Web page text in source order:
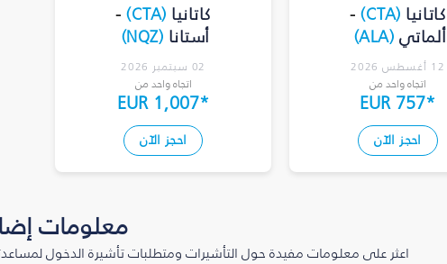
كاتانيا (
CTA
)
-
ألماتي (
ALA
)
12 أغسطس 2026
اتجاه واحد من
EUR 757*
احجز الآن
كاتانيا (
CTA
)
-
أستانا (
NQZ
)
02 سبتمبر 2026
اتجاه واحد من
EUR 1,007*
احجز الآن
معلومات
اعثر على معلومات مفيدة حول التأشيرات ومتطلبات تأشيرة الدخول